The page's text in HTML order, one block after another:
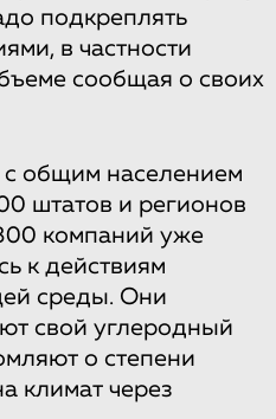
подкреплять
в частности
сообщая о своих
общим населением
штатов и регионов
компаний уже
к действиям
среды. Они
свой углеродный
о степени
климат через